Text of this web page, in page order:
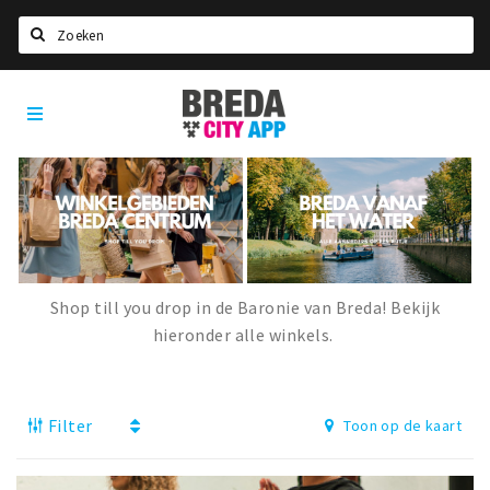
Home
Agenda
Deals
Party pics
Nieuws, interviews & blogs
Recreatief
Breda
City
App
Shop till you drop in de Baronie van Breda! Bekijk
hieronder alle winkels.
Filter Toon op de kaart